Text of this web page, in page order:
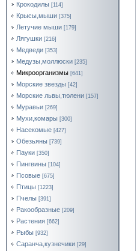
Крокодилы [114]
Крысы,мыши [375]
Летучие мыши [179]
Лягушки [216]
Медведи [353]
Медузы,моллюски [235]
Микроорганизмы [641]
Морские звезды [42]
Морские львы,тюлени [157]
Муравьи [269]
Мухи,комары [300]
Насекомые [427]
Обезьяны [739]
Пауки [350]
Пингвины [104]
Псовые [675]
Птицы [1223]
Пчелы [391]
Ракообразные [209]
Растения [662]
Рыбы [932]
Саранча,кузнечики [29]